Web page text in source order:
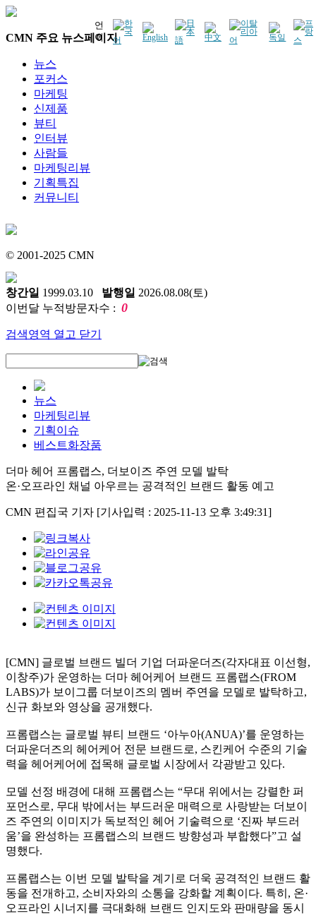
언
어
CMN 주요 뉴스페이지
뉴스
포커스
마케팅
신제품
뷰티
인터뷰
사람들
마케팅리뷰
기획특집
커뮤니티
© 2001-2025 CMN
창간일 1999.03.10 발행일 2026.08.08(토)
이번달 누적방문자수 : 0
검색영역 열고 닫기
뉴스
마케팅리뷰
기획이슈
베스트화장품
더마 헤어 프롬랩스, 더보이즈 주연 모델 발탁
온·오프라인 채널 아우르는 공격적인 브랜드 활동 예고
CMN 편집국 기자 [기사입력 : 2025-11-13 오후 3:49:31]
[CMN] 글로벌 브랜드 빌더 기업 더파운더즈(각자대표 이선형,
이창주)가 운영하는 더마 헤어케어 브랜드 프롬랩스(FROM
LABS)가 보이그룹 더보이즈의 멤버 주연을 모델로 발탁하고,
신규 화보와 영상을 공개했다.
프롬랩스는 글로벌 뷰티 브랜드 ‘아누아(ANUA)’를 운영하는
더파운더즈의 헤어케어 전문 브랜드로, 스킨케어 수준의 기술
력을 헤어케어에 접목해 글로벌 시장에서 각광받고 있다.
모델 선정 배경에 대해 프롬랩스는 “무대 위에서는 강렬한 퍼
포먼스로, 무대 밖에서는 부드러운 매력으로 사랑받는 더보이
즈 주연의 이미지가 독보적인 헤어 기술력으로 ‘진짜 부드러
움’을 완성하는 프롬랩스의 브랜드 방향성과 부합했다”고 설
명했다.
프롬랩스는 이번 모델 발탁을 계기로 더욱 공격적인 브랜드 활
동을 전개하고, 소비자와의 소통을 강화할 계획이다. 특히, 온·
오프라인 시너지를 극대화해 브랜드 인지도와 판매량을 동시